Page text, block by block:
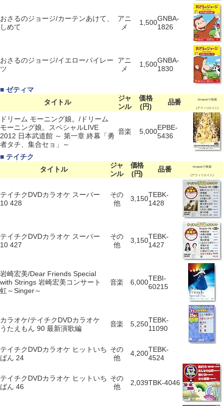
おさるのジョージ/カーテンあけて、
しめて
アニ
メ
1,500GNBA-
1826
おさるのジョージ/イエローパイレー
ツ
アニ
メ
1,500GNBA-
1830
■ ゼティマ
タイトル
ジャ
ンル
価格
(円)
品番 Amazonで検索
(アフィリエイト)
ドリーム モーニング娘。/ドリーム
モーニング娘。スペシャルLIVE
2012 日本武道館 ～ 第一章 終幕「勇
者タチ、集合セョ」～
音楽 5,000EPBE-
5436
■ テイチク
タイトル
ジャ
ンル
価格
(円)
品番 Amazonで検索
(アフィリエイト)
テイチクDVDカラオケ スーパー
10 428
その
他
3,150TEBK-
1428
テイチクDVDカラオケ スーパー
10 427
その
他
3,150TEBK-
1427
岩崎宏美/Dear Friends Special
with Strings 岩崎宏美コンサート
虹～Singer～
音楽 6,000TEBI-
60215
カラオケ/テイチクDVDカラオケ
うたえもん 90 最新演歌編
音楽 5,250TEBK-
11090
テイチクDVDカラオケ ヒットいち
ばん 24
その
他
4,200TEBK-
4524
テイチクDVDカラオケ ヒットいち
ばん 46
その
他
2,039TBK-4046